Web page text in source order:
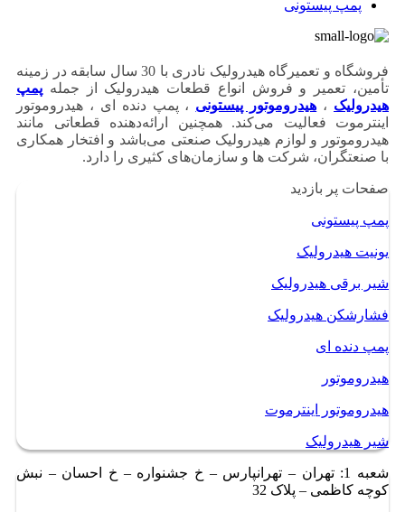
پمپ پیستونی
فروشگاه و تعمیرگاه هیدرولیک نادری با 30 سال سابقه در زمینه
تأمین، تعمیر و فروش انواع قطعات هیدرولیک از جمله پمپ
هیدرولیک ، هیدروموتور پیستونی ، پمپ دنده ای ، هیدروموتور
اینترموت فعالیت می‌کند. همچنین ارائه‌دهنده قطعاتی مانند
هیدروموتور و لوازم هیدرولیک صنعتی می‌باشد و افتخار همکاری
با صنعتگران، شرکت ها و سازمان‌های کثیری را دارد.
صفحات پر بازدید
پمپ پیستونی
یونیت هیدرولیک
شیر برقی هیدرولیک
فشارشکن هیدرولیک
پمپ دنده ای
هیدروموتور
هیدروموتور اینترموت
شیر هیدرولیک
شعبه 1: تهران – تهرانپارس – خ جشنواره – خ احسان – نبش
کوچه کاظمی – پلاک 32